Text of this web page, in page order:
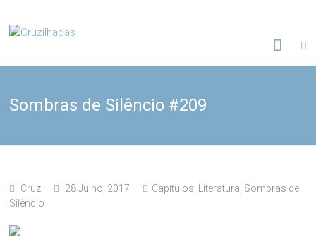
content
Cruzilhadas
Sombras de Silêncio #209
Cruz 28 Julho, 2017 Capítulos Literatura Sombras de
Silêncio